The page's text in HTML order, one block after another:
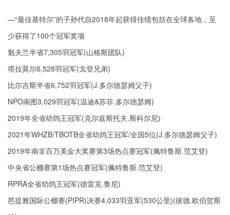
—“最佳基特尔”的子孙代自2018年起获得佳绩包括在全球各地，至
少获得了100个冠军奖项
魁夫兰半省7,305羽冠军(山格斯团队)
塔拉莫尔6,528羽冠军(戈登兄弟)
比尔吉斯半省6,752羽冠军(J.多尔德瑟姆父子)
NPO南图3,029羽冠军(温迪&苏菲.多尔德瑟姆)
2019年全省幼鸽王冠军(克尔兹斯托夫.斯科尔尼)
2021年WHZB/TBOTB全省幼鸽王冠军/全国5位(J.多尔德瑟姆父子)
2019年南非百万美金大奖赛第3场热点赛冠军(佩特鲁斯.范艾登)
中央省公棚赛第1场热点赛冠军(佩特鲁斯.范艾登)
RPRA全省幼鸽王冠军(德雷克.鲁尼)
芭提雅国际公棚赛(PIPR)决赛4,033羽亚军(530公里)(彼德.欧伯贺斯